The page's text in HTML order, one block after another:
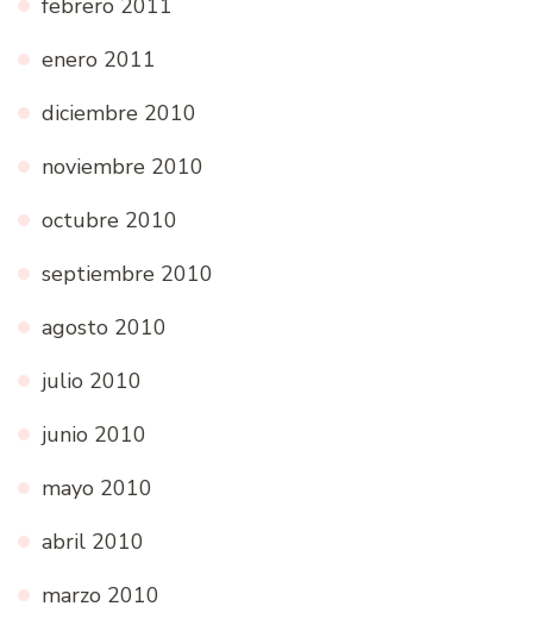
enero 2011
diciembre 2010
noviembre 2010
octubre 2010
septiembre 2010
agosto 2010
julio 2010
junio 2010
mayo 2010
abril 2010
marzo 2010